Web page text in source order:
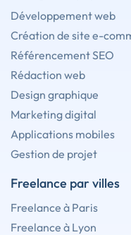
Développement web
Création de site e-
Référencement SEO
Rédaction web
Design graphique
Marketing digital
Applications mobiles
Gestion de projet
Freelance par villes
Freelance à Paris
Freelance à Lyon